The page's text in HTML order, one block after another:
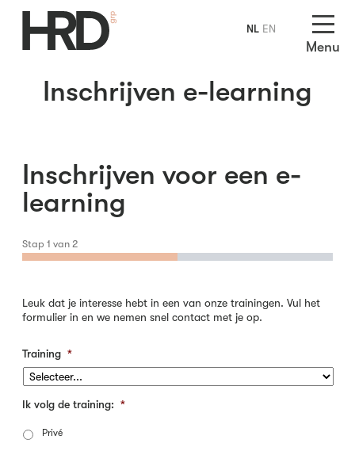
Menu
Inschrijven e-learning
Inschrijven voor een e-
learning
Stap 1 van 2
Leuk dat je interesse hebt in een van onze trainingen. Vul het
formulier in en we nemen snel contact met je op.
Training *
Ik volg de training: *
Privé
NL EN